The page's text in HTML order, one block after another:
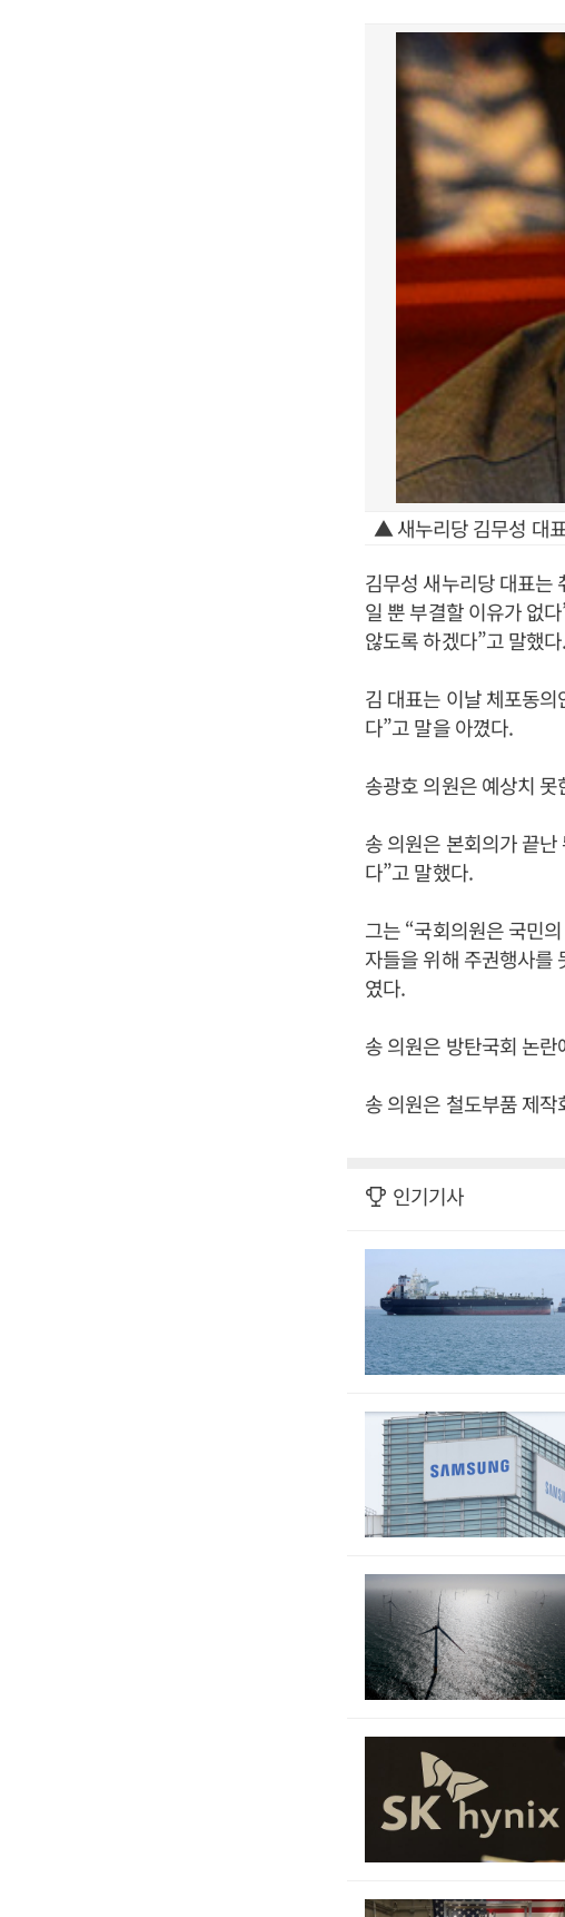
▲ 새누리당 김무성 대
김무성 새누리당 대표는
일 뿐 부결할 이유가 없
않도록 하겠다”고 말했다.
김 대표는 이날 체포동
다”고 말을 아꼈다.
송광호 의원은 예상치
송 의원은 본회의가 끝
다”고 말했다.
그는 “국회의원은 국민
자들을 위해 주권행사를
였다.
송 의원은 방탄국회 논
송 의원은 철도부품 제
인기기사